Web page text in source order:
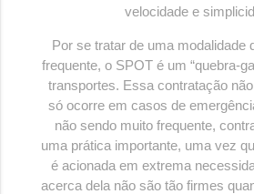
velocidade e
Por se tratar de uma modalidade
frequente, o SPOT é um “quebra-
transportes. Essa contratação
só ocorre em casos de
não sendo muito frequente,
uma prática importante, uma vez
é acionada em extrema
acerca dela não são tão firmes